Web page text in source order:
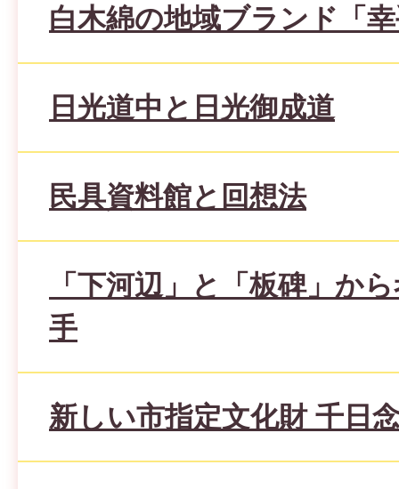
白木綿の地域ブランド「
日光道中と日光御成道
民具資料館と回想法
「下河辺」と「板碑」か
手
新しい市指定文化財 千日